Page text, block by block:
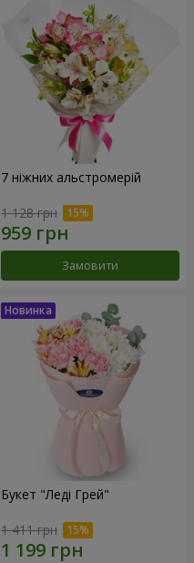
7 ніжних альстромерій
1 128 грн
Замовити
Букет "Леді Грей"
1 411 грн